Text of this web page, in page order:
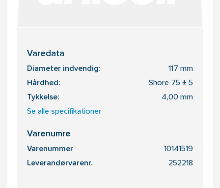
Varedata
Diameter indvendig: 117 mm
Hårdhed: Shore 75 ± 5
Tykkelse: 4,00 mm
Se alle specifikationer
Varenumre
Varenummer 10141519
Leverandørvarenr. 252218